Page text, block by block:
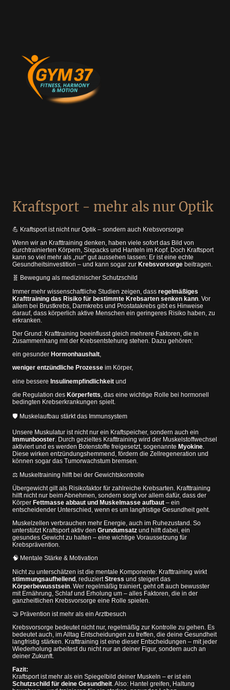
Kraftsport - mehr als nur Optik
💪 Kraftsport ist nicht nur Optik – sondern auch Krebsvorsorge
Wenn wir an Krafttraining denken, haben viele sofort das Bild von
durchtrainierten Körpern, Sixpacks und Hanteln im Kopf. Doch Kraftsport
kann so viel mehr als „nur“ gut aussehen lassen: Er ist eine echte
Gesundheitsinvestition – und kann sogar zur Krebsvorsorge beitragen.
🧬 Bewegung als medizinischer Schutzschild
Immer mehr wissenschaftliche Studien zeigen, dass regelmäßiges
Krafttraining das Risiko für bestimmte Krebsarten senken kann . Vor
allem bei Brustkrebs, Darmkrebs und Prostatakrebs gibt es Hinweise
darauf, dass körperlich aktive Menschen ein geringeres Risiko haben, zu
erkranken.
Der Grund: Krafttraining beeinflusst gleich mehrere Faktoren, die in
Zusammenhang mit der Krebsentstehung stehen. Dazu gehören:
ein gesunder Hormonhaushalt,
weniger entzündliche Prozesse im Körper,
eine bessere Insulinempfindlichkeit und
die Regulation des Körperfetts, das eine wichtige Rolle bei hormonell
bedingten Krebserkrankungen spielt.
🛡 Muskelaufbau stärkt das Immunsystem
Unsere Muskulatur ist nicht nur ein Kraftspeicher, sondern auch ein
Immunbooster. Durch gezieltes Krafttraining wird der Muskelstoffwechsel
aktiviert und es werden Botenstoffe freigesetzt, sogenannte Myokine.
Diese wirken entzündungshemmend, fördern die Zellregeneration und
können sogar das Tumorwachstum bremsen.
⚖️ Muskeltraining hilft bei der Gewichtskontrolle
Übergewicht gilt als Risikofaktor für zahlreiche Krebsarten. Krafttraining
hilft nicht nur beim Abnehmen, sondern sorgt vor allem dafür, dass der
Körper Fettmasse abbaut und Muskelmasse aufbaut – ein
entscheidender Unterschied, wenn es um langfristige Gesundheit geht.
Muskelzellen verbrauchen mehr Energie, auch im Ruhezustand. So
unterstützt Kraftsport aktiv den Grundumsatz und hilft dabei, ein
gesundes Gewicht zu halten – eine wichtige Voraussetzung für
Krebsprävention.
🧠 Mentale Stärke & Motivation
Nicht zu unterschätzen ist die mentale Komponente: Krafttraining wirkt
stimmungsaufhellend , reduziertStress und steigert das
Körperbewusstsein . Wer regelmäßig trainiert, geht oft auch bewusster
mit Ernährung, Schlaf und Erholung um – alles Faktoren, die in der
ganzheitlichen Krebsvorsorge eine Rolle spielen.
🤝 Prävention ist mehr als ein Arztbesuch
Krebsvorsorge bedeutet nicht nur, regelmäßig zur Kontrolle zu gehen. Es
bedeutet auch, im Alltag Entscheidungen zu treffen, die deine Gesundheit
langfristig stärken. Krafttraining ist eine dieser Entscheidungen – mit jeder
Wiederholung arbeitest du nicht nur an deiner Figur, sondern auch an
deiner Zukunft.
Fazit:
Kraftsport ist mehr als ein Spiegelbild deiner Muskeln – er ist ein
Schutzschild für deine Gesundheit. Also: Hantel greifen, Haltung